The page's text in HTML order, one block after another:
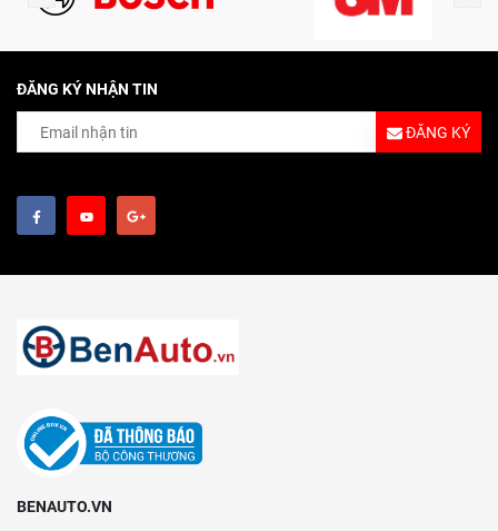
ĐĂNG KÝ NHẬN TIN
ĐĂNG KÝ
BENAUTO.VN